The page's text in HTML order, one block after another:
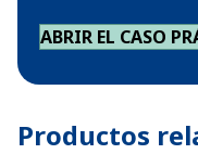
ABRIR EL CASO
Productos